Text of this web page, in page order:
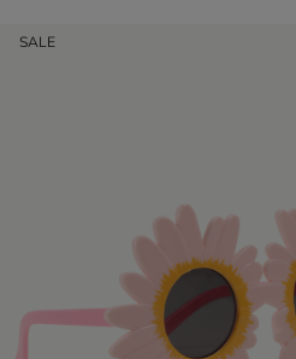
SALE